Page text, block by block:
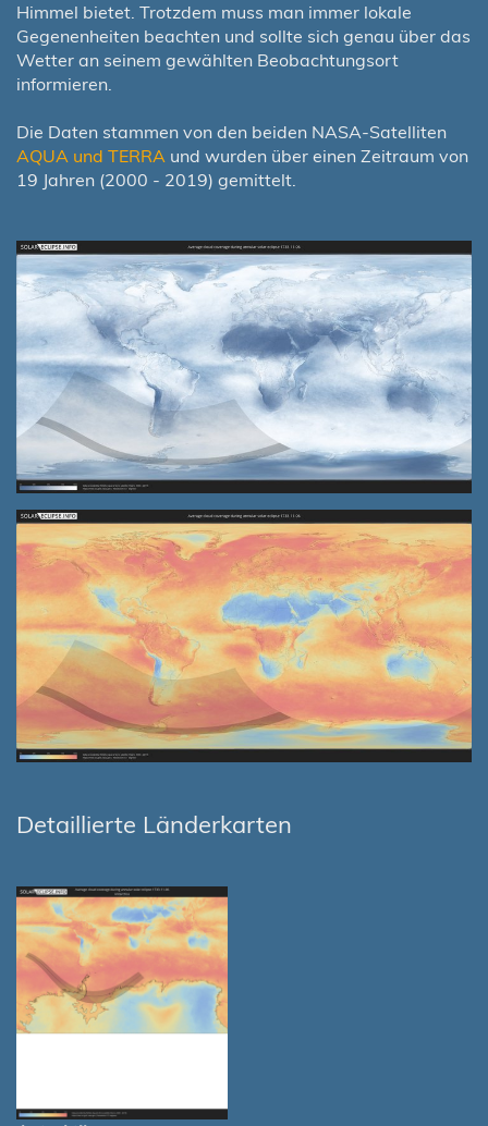
Himmel bietet. Trotzdem muss man immer lokale
Gegenenheiten beachten und sollte sich genau über das
Wetter an seinem gewählten Beobachtungsort
informieren.
Die Daten stammen von den beiden NASA-Satelliten
AQUA und TERRA und wurden über einen Zeitraum von
19 Jahren (2000 - 2019) gemittelt.
Detaillierte Länderkarten